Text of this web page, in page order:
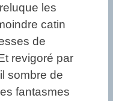
les
catin
de
revigoré par
sombre de
fantasmes